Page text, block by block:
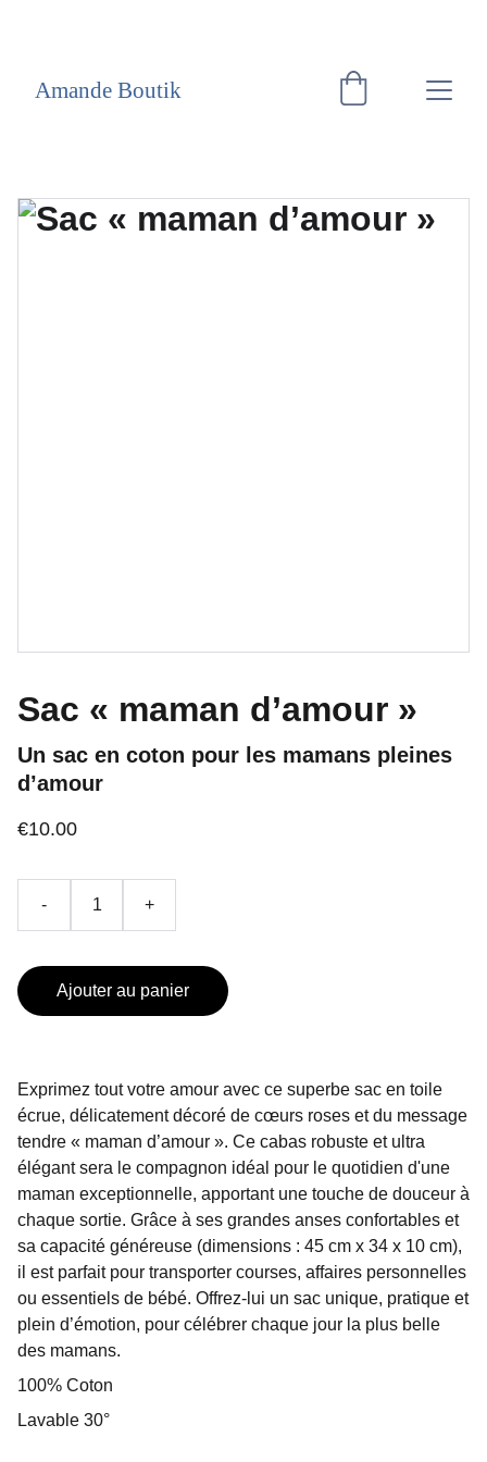
Amande Boutik
Sac « maman d’amour »
Un sac en coton pour les mamans pleines
d’amour
€10.00
- +
Ajouter au panier
Exprimez tout votre amour avec ce superbe sac en toile
écrue, délicatement décoré de cœurs roses et du message
tendre « maman d’amour ». Ce cabas robuste et ultra
élégant sera le compagnon idéal pour le quotidien d'une
maman exceptionnelle, apportant une touche de douceur à
chaque sortie. Grâce à ses grandes anses confortables et
sa capacité généreuse (dimensions : 45 cm x 34 x 10 cm),
il est parfait pour transporter courses, affaires personnelles
ou essentiels de bébé. Offrez-lui un sac unique, pratique et
plein d’émotion, pour célébrer chaque jour la plus belle
des mamans.
100% Coton
Lavable 30°